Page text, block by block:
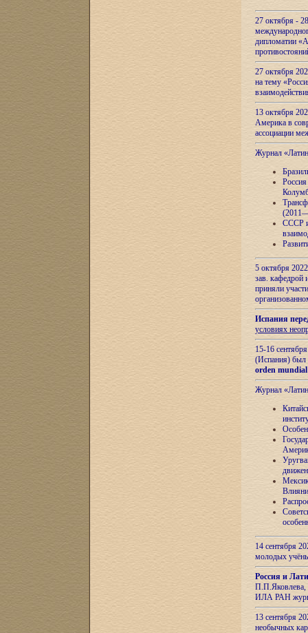
27 октября -
дипломатии
27 октября
на тему
13 октября
Америка в
ассоциации
Журнал
СССР и
5 октября
зав.
приняли
Испания
условиях
15-16
(Испания) был
orden
Журнал
14 сентября
молодых
Россия и
П.П.Яковлева,
ИЛА РАН
13 сентября
необычных